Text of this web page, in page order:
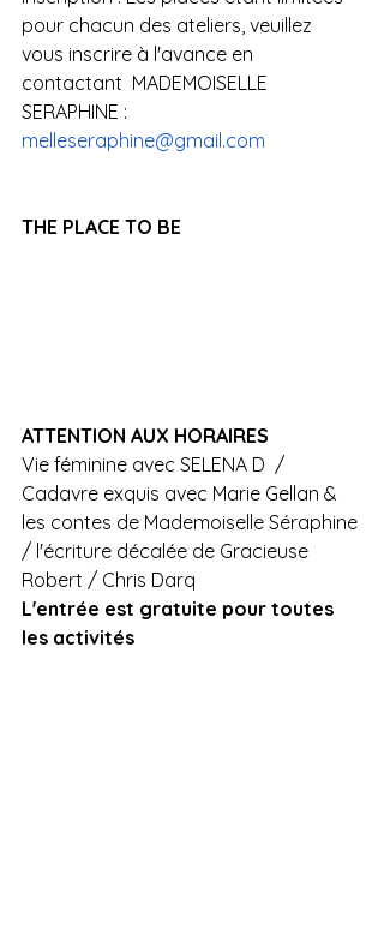
pour chacun des ateliers, veuillez
vous inscrire à l'avance en
contactant  MADEMOISELLE
SERAPHINE :
melleseraphine@gmail.com
THE PLACE TO BE
ATTENTION AUX HORAIRES
Vie féminine avec SELENA D  /
Cadavre exquis avec Marie Gellan &
les contes de Mademoiselle Séraphine
/ l'écriture décalée de Gracieuse
Robert / Chris Darq
L'entrée est gratuite pour toutes
les activités